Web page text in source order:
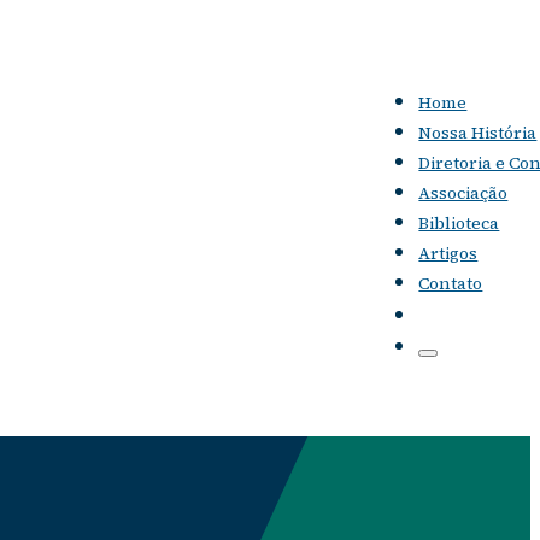
Home
Nossa História
Diretoria e
Associação
Biblioteca
Artigos
Contato